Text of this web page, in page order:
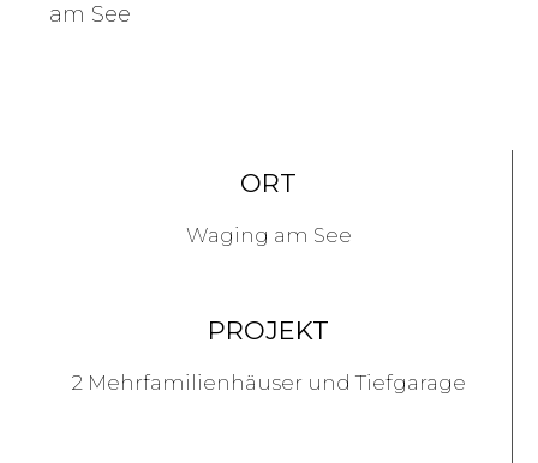
am See
ORT
Waging am See
PROJEKT
2 Mehrfamilienhäuser und Tiefgarage